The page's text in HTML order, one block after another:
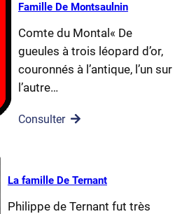
Famille De Montsaulnin
Comte du Montal« De
gueules à trois léopard d’or,
couronnés à l’antique, l’un sur
l’autre…
Consulter
La famille De Ternant
Philippe de Ternant fut très